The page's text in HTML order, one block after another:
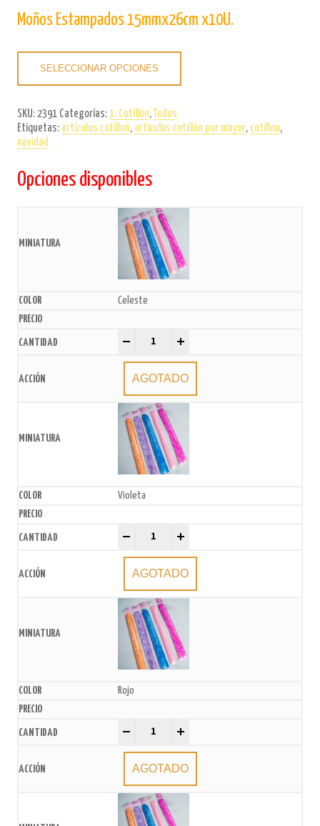
Moños Estampados 15mmx26cm x10U.
SELECCIONAR OPCIONES
SKU: 2391 Categorías: 1. Cotillón, Todos
Etiquetas: artículos cotillon, artículos cotillón por mayor, cotillon,
navidad
Opciones disponibles
Celeste
Moños Estampados 15mmx26cm x10U. quantity
AGOTADO
Violeta
Moños Estampados 15mmx26cm x10U. quantity
AGOTADO
Rojo
Moños Estampados 15mmx26cm x10U. quantity
AGOTADO